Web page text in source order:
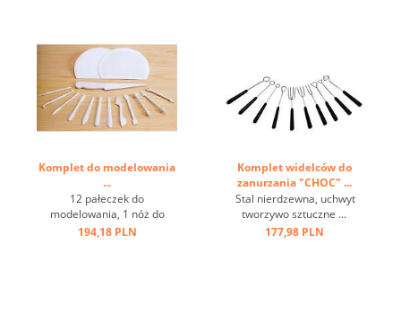
Komplet do modelowania
...
12 pałeczek do
modelowania, 1 nóż do
marcepanu, 2 szpachelki,
194,18 PLN
Komplet widelców do
zanurzania "CHOC" ...
Stal nierdzewna, uchwyt
tworzywo sztuczne ...
177,98 PLN